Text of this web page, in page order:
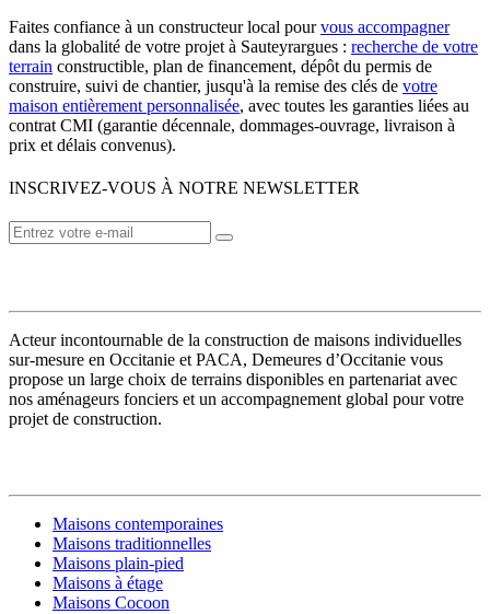
Faites confiance à un constructeur local pourvous accompagner
dans la globalité de votre projet à Sauteyrargues : recherche de votre
terrain constructible, plan de financement, dépôt du permis de
construire, suivi de chantier, jusqu'à la remise des clés de votre
maison entièrement personnalisée, avec toutes les garanties liées au
contrat CMI (garantie décennale, dommages-ouvrage, livraison à
prix et délais convenus).
INSCRIVEZ-VOUS À NOTRE NEWSLETTER
Acteur incontournable de la construction de maisons individuelles
sur-mesure en Occitanie et PACA, Demeures d’Occitanie vous
propose un large choix de terrains disponibles en partenariat avec
nos aménageurs fonciers et un accompagnement global pour votre
projet de construction.
Maisons contemporaines
Maisons traditionnelles
Maisons plain-pied
Maisons à étage
Maisons Cocoon